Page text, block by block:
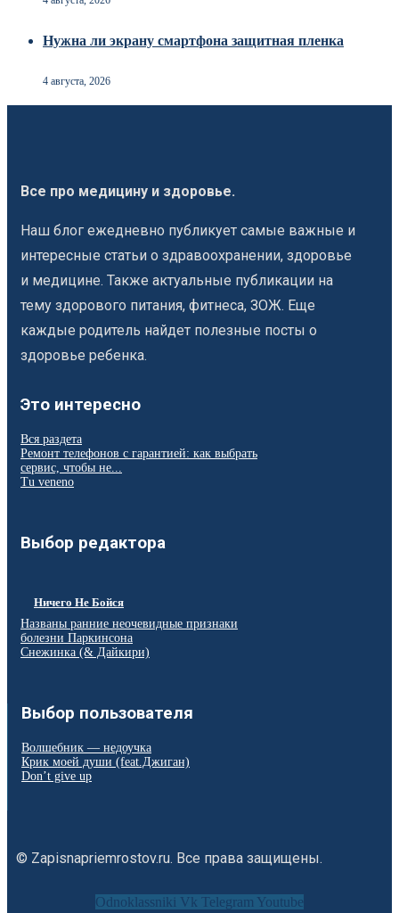
Нужна ли экрану смартфона защитная пленка
4 августа, 2026
Все про медицину и здоровье.
Наш блог ежедневно публикует самые важные и
интересные статьи о здравоохранении, здоровье
и медицине. Также актуальные публикации на
тему здорового питания, фитнеса, ЗОЖ. Еще
каждые родитель найдет полезные посты о
здоровье ребенка.
Это интересно
Вся раздета
Ремонт телефонов с гарантией: как выбрать
сервис, чтобы не...
Tu veneno
Выбор редактора
Ничего Не Бойся
Названы ранние неочевидные признаки
болезни Паркинсона
Снежинка (& Дайкири)
Выбор пользователя
Волшебник — недоучка
Крик моей души (feat.Джиган)
Don’t give up
© Zapisnapriemrostov.ru. Все права защищены.
Odnoklassniki Vk Telegram Youtube